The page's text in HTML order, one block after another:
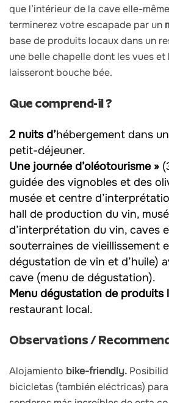
que l’intérieur de la cave elle-
terminerez votre escapade par un
base de produits locaux dans un
une belle chapelle dont les vues et
laisseront bouche bée.
Que comprend-il ?
2 nuits d’hébergement dans
petit-déjeuner.
Une journée d’oléotourisme »
guidée des vignobles et des
musée et centre
hall de production du vin,
d’interprétation du vin, caves
souterraines de vieillissement
dégustation de vin et d’huile)
cave (menu de dégustation).
Menu dégustation de produits
restaurant local.
Observations /
Alojamiento bike-friendly.
bicicletas (también eléctricas)